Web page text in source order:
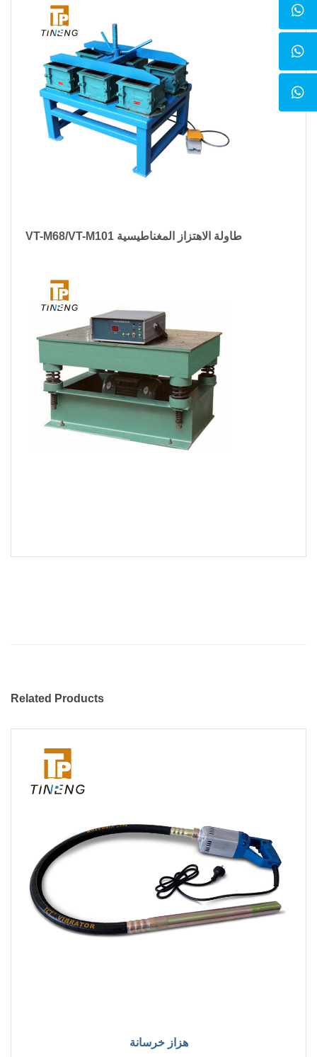
VT-M68/VT-M101 طاولة الاهتزاز المغناطيسية
Related Products
هزاز خرسانة